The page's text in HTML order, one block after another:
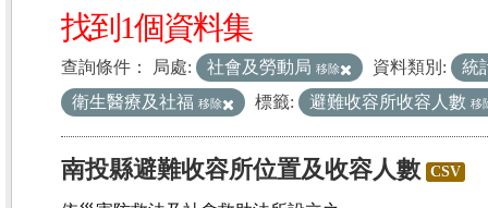
找到1個資料集
查詢條件： 局處: 社會及勞動局 移除 資料類別:
統
衛生醫療及社福 移除 標籤: 避難收容所收容人數 移
南投縣避難收容所位置及收容人數 CSV